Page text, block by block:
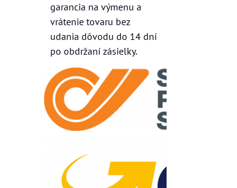
garancia na výmenu a
vrátenie tovaru bez
udania dôvodu do 14 dní
po obdržaní zásielky.